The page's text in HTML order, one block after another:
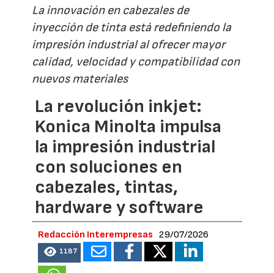
La innovación en cabezales de
inyección de tinta está redefiniendo la
impresión industrial al ofrecer mayor
calidad, velocidad y compatibilidad con
nuevos materiales
La revolución inkjet:
Konica Minolta impulsa
la impresión industrial
con soluciones en
cabezales, tintas,
hardware y software
Redacción Interempresas 29/07/2026
1187